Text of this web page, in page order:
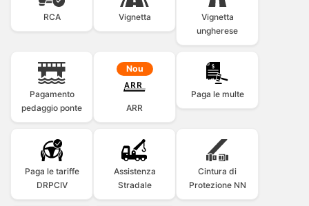
RCA Vignetta
Vignetta
ungherese
Pagamento
pedaggio ponte
Nou
ARR
Paga le multe
Paga le tariffe
DRPCIV
Assistenza
Stradale
Cintura di
Protezione NN